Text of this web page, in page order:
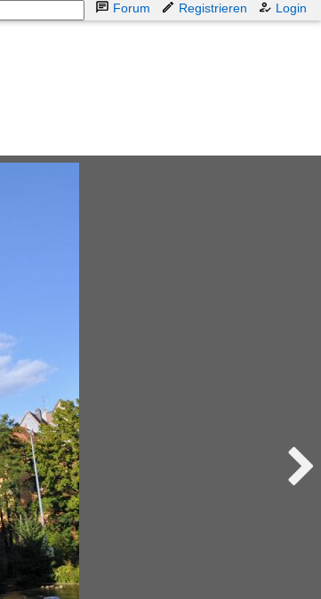
Forum Registrieren Login